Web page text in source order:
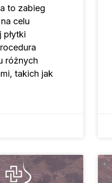
to zabieg
celu
różnych
takich jak